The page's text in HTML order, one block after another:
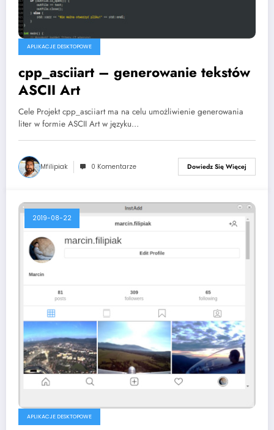
APLIKACJE DESKTOPOWE
cpp_asciiart – generowanie tekstów
ASCII Art
Cele Projekt cpp_asciiart ma na celu umożliwienie generowania
liter w formie ASCII Art w języku…
Mfilipiak 0 Komentarze Dowiedz Się Więcej
2019-08-22
APLIKACJE DESKTOPOWE